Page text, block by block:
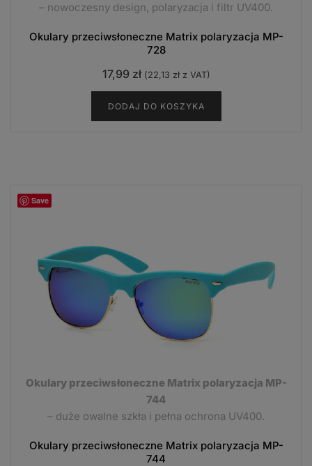
– nowoczesny design, polaryzacja i filtr UV400.
Okulary przeciwsłoneczne Matrix polaryzacja MP-
728
17,99 zł (22,13 złz VAT)
DODAJ DO KOSZYKA
Save
Okulary przeciwsłoneczne Matrix polaryzacja MP-
744
– duże owalne szkła i pełna ochrona UV400.
Okulary przeciwsłoneczne Matrix polaryzacja MP-
744